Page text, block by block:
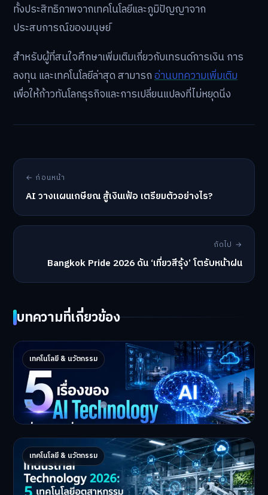
ทั้งประสิทธิภาพจากเทคโนโลยีและภูมิปัญญาจาก
ประสบการณ์ของมนุษย์
สำหรับผู้ที่สนใจศึกษาเพิ่มเติมเกี่ยวกับเทรนด์การเงิน การ
ลงทุน และเทคโนโลยีล่าสุด สามารถอ่านบทความเพิ่มเติม
เพื่อให้ก้าวทันโลกธุรกิจและการเปลี่ยนแปลงที่ไม่หยุดนิ่ง
← ก่อนหน้า
AI วางแผนเกษียณ สู้เงินเฟ้อ เตรียมตัวอย่างไร?
ถัดไป →
Bangkok Pride 2026 ดัน ‘เที่ยวสีรุ้ง’ โตรับหน้าฝน
บทความที่เกี่ยวข้อง
เทคโนโลยี & นวัตกรรม
5 เรื่องของ AI Technology ที่กำลังเปลี่ยนโลก
ในปี 2026
5 AI Technology ที่กำล…
Master Bussiness 2 กรกฎาคม 2026
เทคโนโลยี & นวัตกรรม
Industrial 2026 : 5 เทคโนโลยีอุตสาหกรรมที่
ธุรกิจต้องจับตา
Industrial Technology …